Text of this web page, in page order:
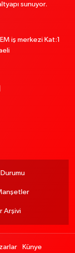
sunuyor.
iş merkezi Kat:1
Arşivi
Künye